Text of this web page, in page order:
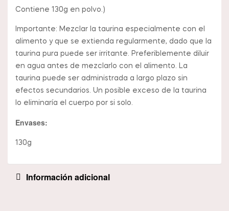
Contiene 130g en polvo.)
Importante: Mezclar la taurina especialmente con el
alimento y que se extienda regularmente, dado que la
taurina pura puede ser irritante. Preferiblemente diluir
en agua antes de mezclarlo con el alimento. La
taurina puede ser administrada a largo plazo sin
efectos secundarios. Un posible exceso de la taurina
lo eliminaría el cuerpo por si solo.
Envases:
130g
Información adicional